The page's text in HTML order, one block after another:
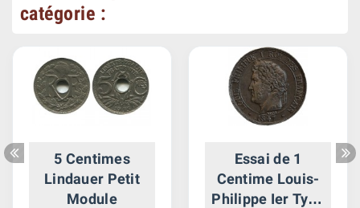
catégorie :
5 Centimes
Lindauer Petit
Module
Essai de 1
Centime Louis-
Philippe Ier Type